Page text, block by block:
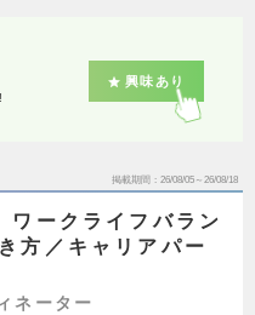
興味あり
掲載期間 26/08/05～26/08/18
ワークライフバラン
方／キャリアパー
ネーター